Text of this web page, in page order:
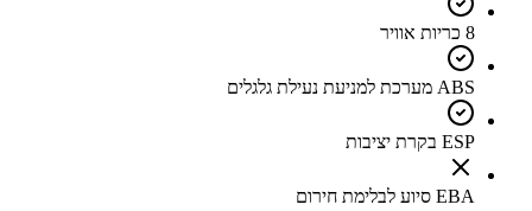
8 כריות אוויר
ABS מערכת למניעת נעילת גלגלים
ESP בקרת יציבות
EBA סיוע לבלימת חירום